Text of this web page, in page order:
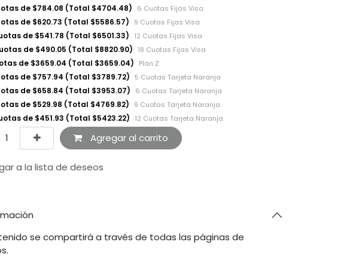
de $784.08 (Total $4704.48) 6 Cuotas Fijas Visa
de $620.73 (Total $5586.57) 9 Cuotas Fijas Visa
de $541.78 (Total $6501.33) 12 Cuotas Fijas Visa
de $490.05 (Total $8820.90) 18 Cuotas Fijas Visa
de $3659.04 (Total $3659.04) Plan Z
de $757.94 (Total $3789.72) 5 Cuotas Tarjeta Naranja
de $658.84 (Total $3953.07) 6 Cuotas Tarjeta Naranja
de $529.98 (Total $4769.82) 9 Cuotas Tarjeta Naranja
de $451.93 (Total $5423.22) 12 Cuotas Tarjeta Naranja
Agregar al carrito
a la lista de deseos
se compartirá a través de todas las páginas de